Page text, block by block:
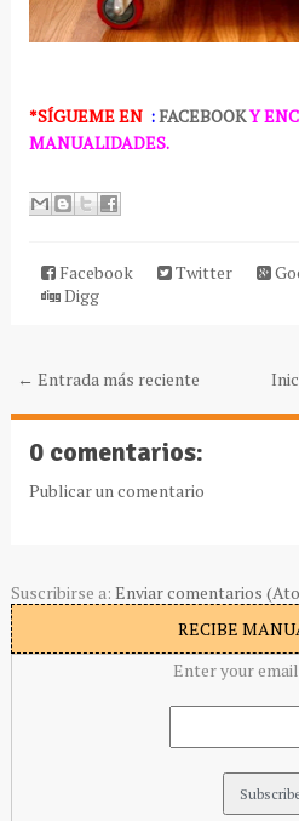
*SÍGUEMEEN :FACEBOOKY
MANUALIDADES.
Facebook Twitter
Digg
← Entrada más reciente
0 comentarios:
Publicar un comentario
Suscribirse a: Enviar comentarios
RECIBE
Enter your